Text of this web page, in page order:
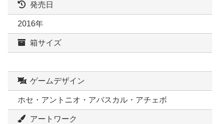
発売日
2016年
箱サイズ
ゲームデザイン
ホセ・アントニオ・アバスカル・アチェボ
アートワーク